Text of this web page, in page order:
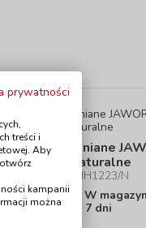
drewniane
cm, naturalne
kod: MH1223/N
DostępnośćW
do 7 dni
prywatności
treści i
Aby
kampanii
można